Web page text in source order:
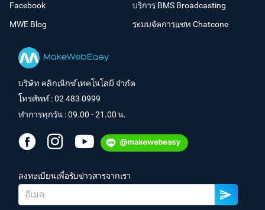
Facebook
MWE Blog
บริการ BMS Broadcasting
ระบบจัดการแชท Chatcone
บริษัท คลิกเน็กซ์ เทคโนโลยี จำกัด
โทรศัพท์ :02 483 0999
ทำการทุกวัน : 09.00 - 21.00 น.
ลงทะเบียนเพื่อรับข่าวสารจากเรา